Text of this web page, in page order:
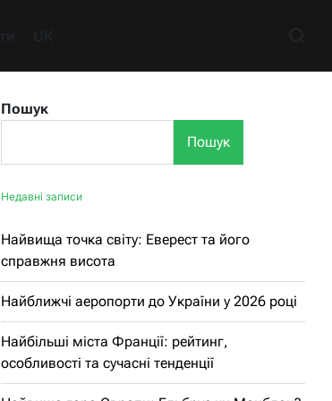
Пошук
Пошук
Недавні записи
Найвища точка світу: Еверест та його
справжня висота
Найближчі аеропорти до України у 2026 році
Найбільші міста Франції: рейтинг,
особливості та сучасні тенденції